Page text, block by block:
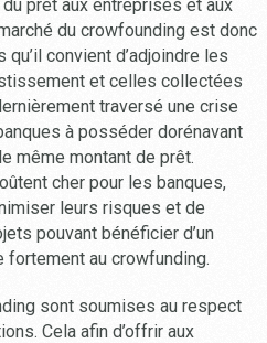
prêt aux entreprises et aux
du crowfounding est donc
qu’il convient d’adjoindre les
et celles collectées
traversé une crise
à posséder dorénavant
même montant de prêt.
cher pour les banques,
leurs risques et de
pouvant bénéficier d’un
au crowfunding.
sont soumises au respect
Cela afin d’offrir aux